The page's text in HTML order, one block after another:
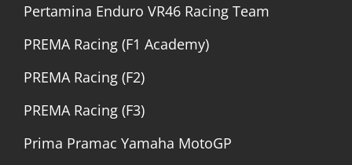
Pertamina Enduro VR46 Racing Team
PREMA Racing (F1 Academy)
PREMA Racing (F2)
PREMA Racing (F3)
Prima Pramac Yamaha MotoGP